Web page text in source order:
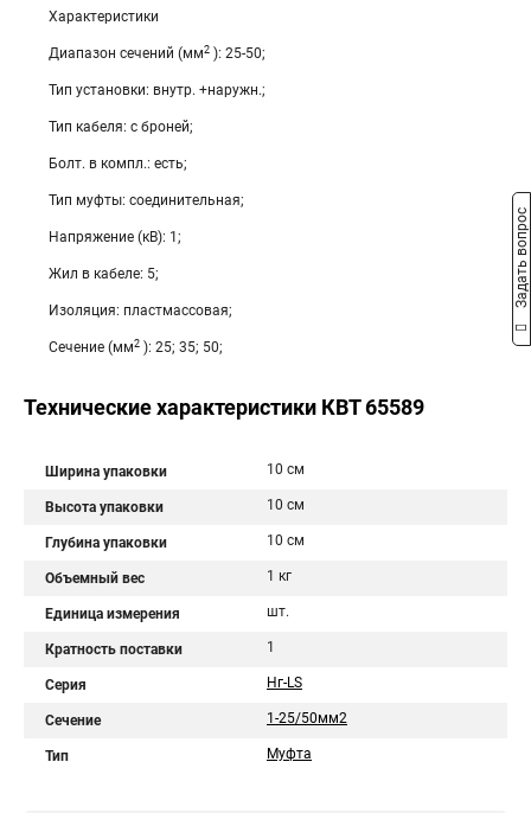
Характеристики
Диапазон сечений (мм2 ): 25-50;
Тип установки: внутр. +наружн.;
Тип кабеля: с броней;
Болт. в компл.: есть;
Тип муфты: соединительная;
Напряжение (кВ): 1;
Жил в кабеле: 5;
Изоляция: пластмассовая;
Сечение (мм2 ): 25; 35; 50;
Технические характеристики КВТ 65589
Ширина упаковки 10 см
Высота упаковки 10 см
Глубина упаковки 10 см
Объемный вес 1 кг
Единица измерения шт.
Кратность поставки 1
Серия Нг-LS
Сечение 1-25/50мм2
Тип Муфта
Задать вопрос